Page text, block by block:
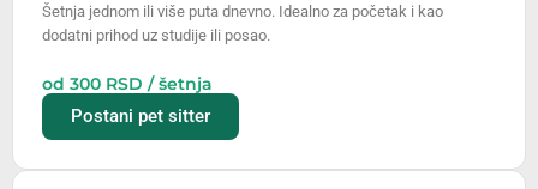
Šetnja jednom ili više puta dnevno. Idealno za početak i kao
dodatni prihod uz studije ili posao.
od 300 RSD / šetnja
Postani pet sitter